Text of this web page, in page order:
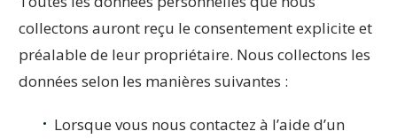
collectons auront reçu le consentement explicite et
préalable de leur propriétaire. Nous collectons les
données selon les manières suivantes :
Lorsque vous nous contactez à l’aide d’un